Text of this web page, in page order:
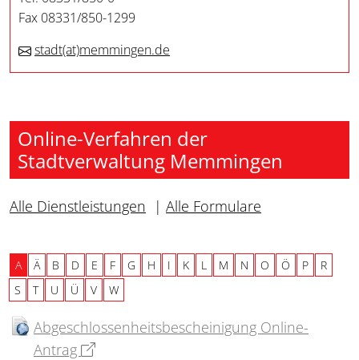
Fax 08331/850-1299
stadt(at)memmingen.de
Online-Verfahren der
Stadtverwaltung Memmingen
Alle Dienstleistungen | Alle Formulare
A Ä B D E F G H I K L M N O Ö P
R
S
T U Ü V W
Abgeschlossenheitsbescheinigung Online-
Antrag